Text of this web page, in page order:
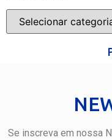
Se inscreva em nossa